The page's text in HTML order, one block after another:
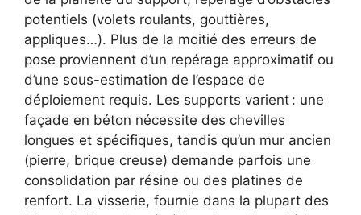
potentiels (volets roulants, gouttières,
appliques…). Plus de la moitié des erreurs de
pose proviennent d’un repérage approximatif ou
d’une sous-estimation de l’espace de
déploiement requis. Les supports varient : une
façade en béton nécessite des chevilles
longues et spécifiques, tandis qu’un mur ancien
(pierre, brique creuse) demande parfois une
consolidation par résine ou des platines de
renfort. La visserie, fournie dans la plupart des